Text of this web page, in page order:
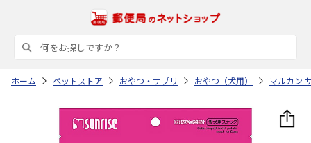
ホーム ペットストア おやつ・サプリ おやつ（犬用） マルカン